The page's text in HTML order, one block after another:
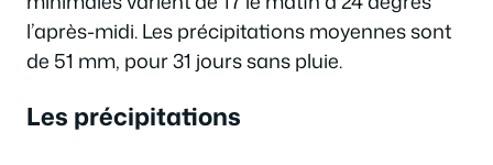
l’après-midi. Les précipitations moyennes sont
de 51 mm, pour 31 jours sans pluie.
Les précipitations